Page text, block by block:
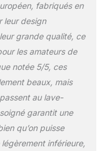
fabriqués en
leur design
grande qualité, ce
les amateurs de
notée 5/5, ces
beaux, mais
au lave-
garantit une
qu’on puisse
inférieure,